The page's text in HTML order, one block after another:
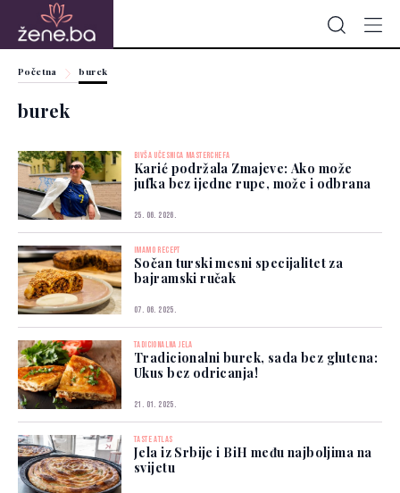
Početna burek
burek
BIVŠA UČESNICA MASTERCHEFA
Karić podržala Zmajeve: Ako može
jufka bez ijedne rupe, može i odbrana
25. 06. 2026.
IMAMO RECEPT
Sočan turski mesni specijalitet za
bajramski ručak
07. 06. 2025.
TADICIONALNA JELA
Tradicionalni burek, sada bez glutena:
Ukus bez odricanja!
21. 01. 2025.
TASTE ATLAS
Jela iz Srbije i BiH među najboljima na
svijetu